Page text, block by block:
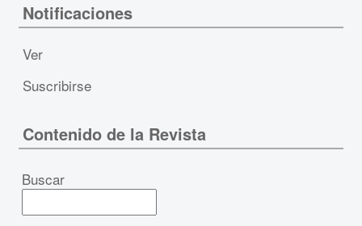
Notificaciones
Ver
Suscribirse
Contenido de la Revista
Buscar